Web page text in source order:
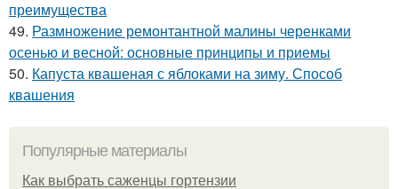
преимущества
49. Размножение ремонтантной малины черенками
осенью и весной: основные принципы и приемы
50. Капуста квашеная с яблоками на зиму. Способ
квашения
Популярные материалы
Как выбрать саженцы гортензии